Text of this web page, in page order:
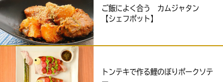
ご飯によく合う カムジャタン
【シェフポット】
トンテキで作る鯉のぼりポークソテ